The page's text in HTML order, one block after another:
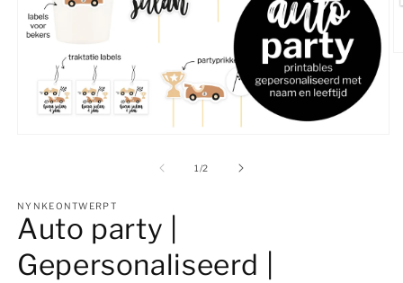
1 /van
2
NYNKEONTWERPT
Auto party |
Gepersonaliseerd |